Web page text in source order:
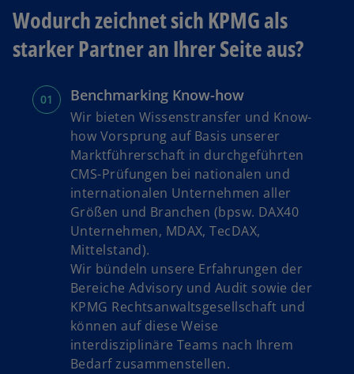
Wodurch zeichnet sich KPMG als
starker Partner an Ihrer Seite aus?
Benchmarking Know-how
Wir bieten Wissenstransfer und Know-
how Vorsprung auf Basis unserer
Marktführerschaft in durchgeführten
CMS-Prüfungen bei nationalen und
internationalen Unternehmen aller
Größen und Branchen (bpsw. DAX40
Unternehmen, MDAX, TecDAX,
Mittelstand).
Wir bündeln unsere Erfahrungen der
Bereiche Advisory und Audit sowie der
KPMG Rechtsanwaltsgesellschaft und
können auf diese Weise
interdisziplinäre Teams nach Ihrem
Bedarf zusammenstellen.